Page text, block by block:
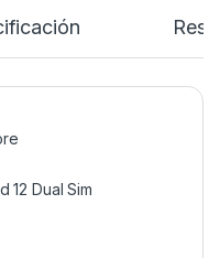
12 Dual Sim